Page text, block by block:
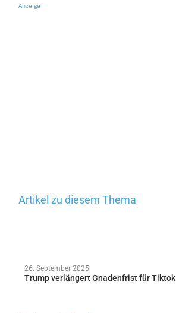
Anzeige
Artikel zu diesem Thema
26. September 2025
Trump verlängert Gnadenfrist für Tiktok